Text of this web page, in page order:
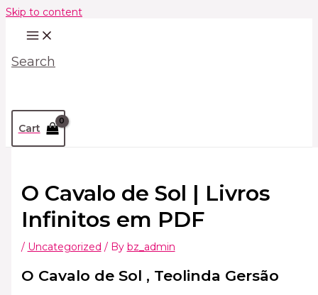
Skip to content
Search
Cart
O Cavalo de Sol | Livros
Infinitos em PDF
/ Uncategorized / By bz_admin
O Cavalo de Sol , Teolinda Gersão